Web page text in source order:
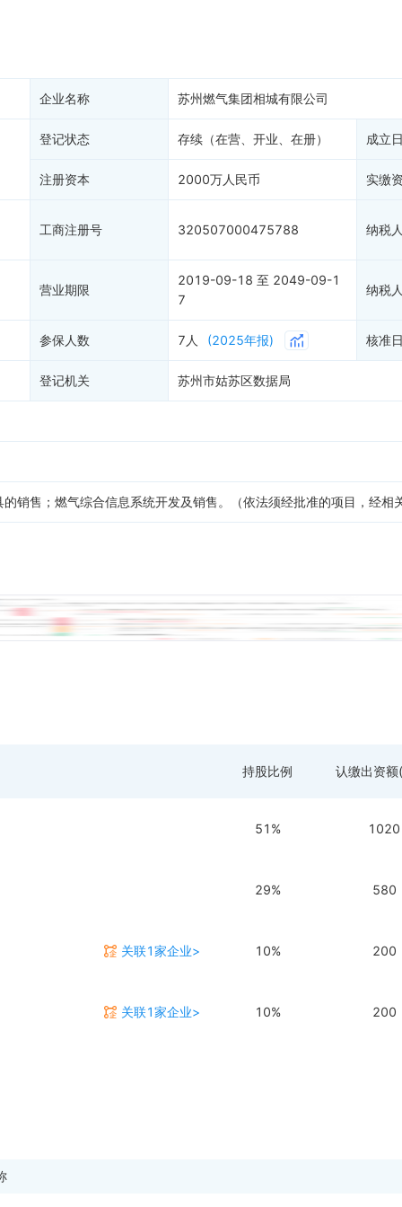
备案
信用评价
进出口信用
债券信息
地块公示
客户
企业名称 苏州燃气集团相城有限公司
登记状态 存续（在营、开业、在册） 成立
注册资本 2000万人民币 实缴
工商注册号 320507000475788 纳税
营业期限
2019-09-18 至 2049-09-1
7
纳税
参保人数 7人 (2025年报) 核准
登记机关 苏州市姑苏区数据局
销售；燃气综合信息系统开发及销售。（依法须经批准的项目，经相
持股比例 认缴出资额
51% 1020
29% 580
关联1家企业> 10% 200
关联1家企业> 10% 200